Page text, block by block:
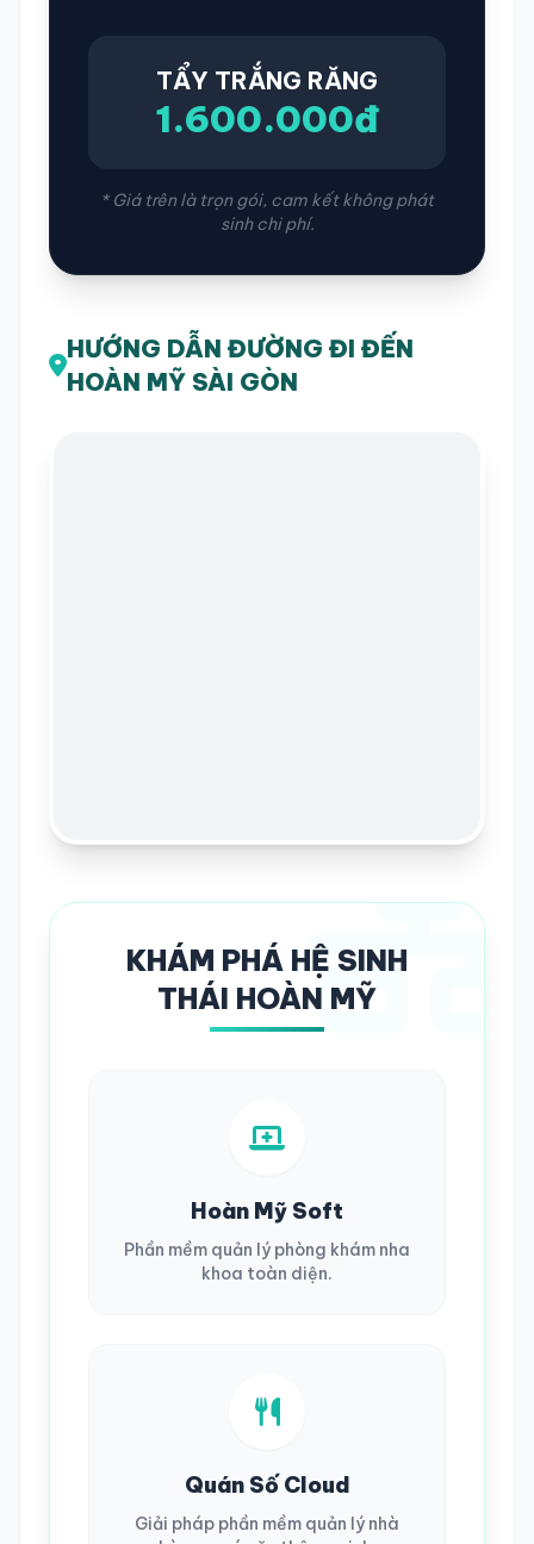
TẨY TRẮNG RĂNG
1.600.000đ
* Giá trên là trọn gói, cam kết không phát
sinh chi phí.
HƯỚNG DẪN ĐƯỜNG ĐI ĐẾN
HOÀN MỸ SÀI GÒN
KHÁM PHÁ HỆ SINH
THÁI HOÀN MỸ
Hoàn Mỹ Soft
Phần mềm quản lý phòng khám nha
khoa toàn diện.
Quán Số Cloud
Giải pháp phần mềm quản lý nhà